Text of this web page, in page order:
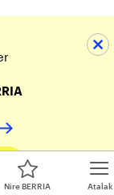
Atalak
Nire BERRIA